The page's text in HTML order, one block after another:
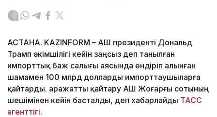
АСТАНА. KAZINFORM – АҚШ президенті Дональд
Трамп әкімшілігі кейін заңсыз деп танылған
импорттық баж салығы аясында өндіріп алынған
шамамен 100 млрд долларды импорттаушыларға
қайтарды. Қаражатты қайтару АҚШ Жоғарғы сотының
шешімінен кейін басталды, деп хабарлайды ТАСС
агенттігі.